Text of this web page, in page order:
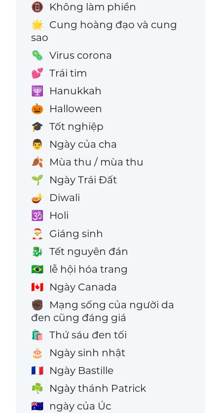
📵 Không làm phiền
🌟 Cung hoàng đạo và cung
sao
🦠 Virus corona
💕 Trái tim
🕎 Hanukkah
🎃 Halloween
🎓 Tốt nghiệp
👨 Ngày của cha
🍂 Mùa thu / mùa thu
🌱 Ngày Trái Đất
🪔 Diwali
🕉️ Holi
🎅 Giáng sinh
🐉 Tết nguyên đán
🇧🇷 lễ hội hóa trang
🇨🇦 Ngày Canada
✊🏿
Mạng sống của người da
đen cũng đáng giá
🛍️ Thứ sáu đen tối
🎂 Ngày sinh nhật
🇫🇷 Ngày Bastille
☘️ Ngày thánh Patrick
🇦🇺 ngày của Úc